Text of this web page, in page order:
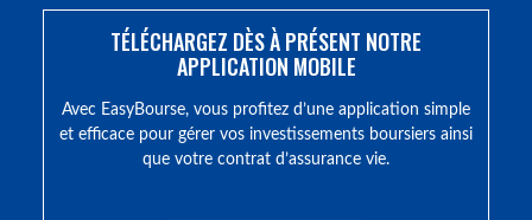
TÉLÉCHARGEZ DÈS À PRÉSENT NOTRE
APPLICATION MOBILE
Avec EasyBourse, vous profitez d’une application simple
et efficace pour gérer vos investissements boursiers ainsi
que votre contrat d’assurance vie.